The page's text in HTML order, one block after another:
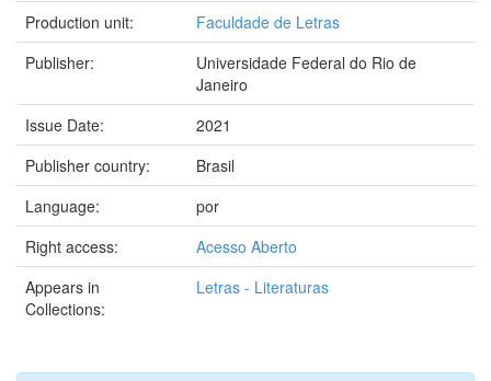
Production unit:
Faculdade de Letras
Publisher:
Universidade Federal do Rio de
Janeiro
Issue Date:
2021
Publisher country:
Brasil
Language:
por
Right access:
Acesso Aberto
Appears in
Collections:
Letras - Literaturas